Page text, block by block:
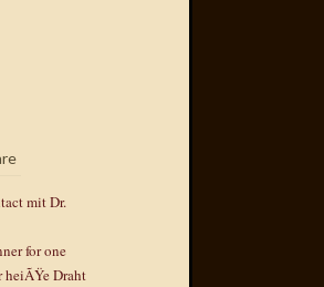
mit Dr.
for one
heiÃŸe Draht